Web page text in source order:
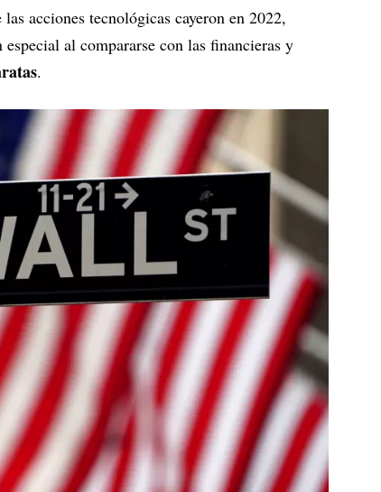
acciones tecnológicas cayeron en 2022,
especial al compararse con las financieras y
.